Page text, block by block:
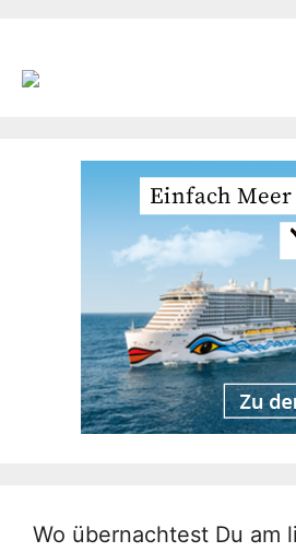
Wo übernachtest Du am